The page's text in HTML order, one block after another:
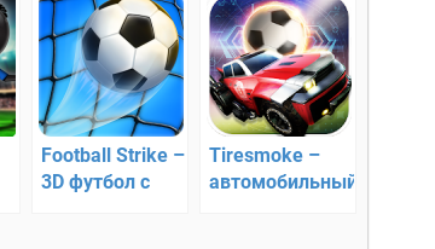
Football Strike –
3D футбол с
Tiresmoke –
автомобильный